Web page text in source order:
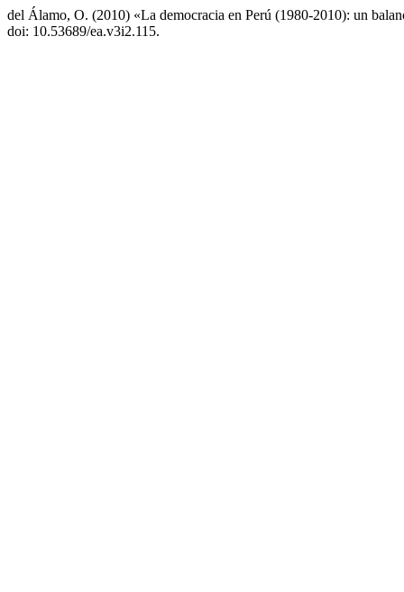
del Álamo, O. (2010) «La democracia en Perú (1980-2010): un
doi: 10.53689/ea.v3i2.115.